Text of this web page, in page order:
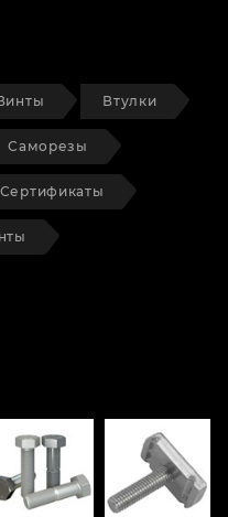
Втулки
Саморезы
Сертификаты